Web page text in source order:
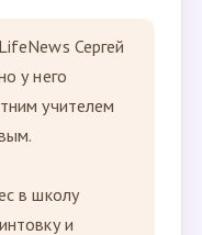
Сергей
у него
учителем
в школу
и